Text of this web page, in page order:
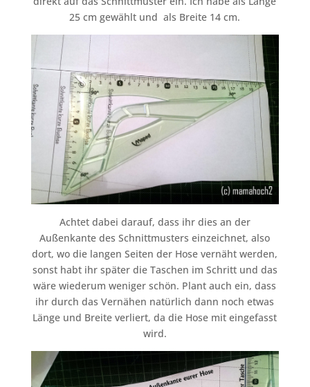
25 cm gewählt und als Breite 14 cm.
Achtet dabei darauf, dass ihr dies an der
Außenkante des Schnittmusters einzeichnet, also
dort, wo die langen Seiten der Hose vernäht werden,
sonst habt ihr später die Taschen im Schritt und das
wäre wiederum weniger schön. Plant auch ein, dass
ihr durch das Vernähen natürlich dann noch etwas
Länge und Breite verliert, da die Hose mit eingefasst
wird.